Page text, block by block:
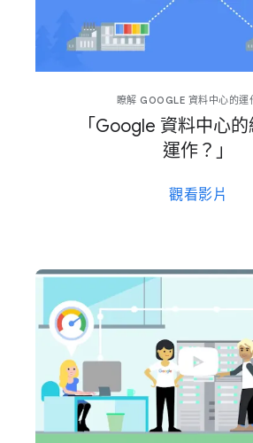
瞭解 GOOGLE 資料​中心​的​運
「Google 資料​中心​
運作？」
觀​看​影片